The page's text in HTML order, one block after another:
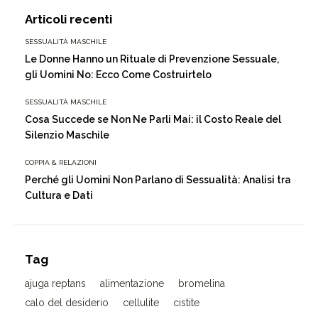
Articoli recenti
SESSUALITÀ MASCHILE
Le Donne Hanno un Rituale di Prevenzione Sessuale,
gli Uomini No: Ecco Come Costruirtelo
SESSUALITÀ MASCHILE
Cosa Succede se Non Ne Parli Mai: il Costo Reale del
Silenzio Maschile
COPPIA & RELAZIONI
Perché gli Uomini Non Parlano di Sessualità: Analisi tra
Cultura e Dati
Tag
ajuga reptans alimentazione
bromelina
calo del desiderio
cellulite
cistite